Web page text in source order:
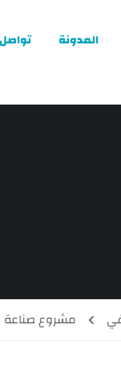
المدونة
مشروع صناعة